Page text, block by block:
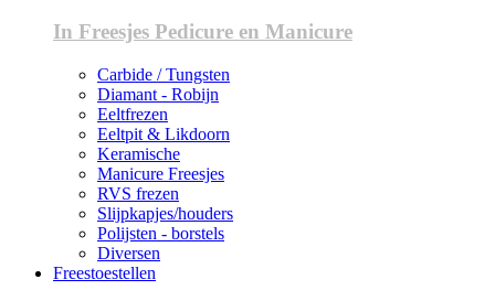
In Freesjes Pedicure en Manicure
Carbide / Tungsten
Diamant - Robijn
Eeltfrezen
Eeltpit & Likdoorn
Keramische
Manicure Freesjes
RVS frezen
Slijpkapjes/houders
Polijsten - borstels
Diversen
Freestoestellen